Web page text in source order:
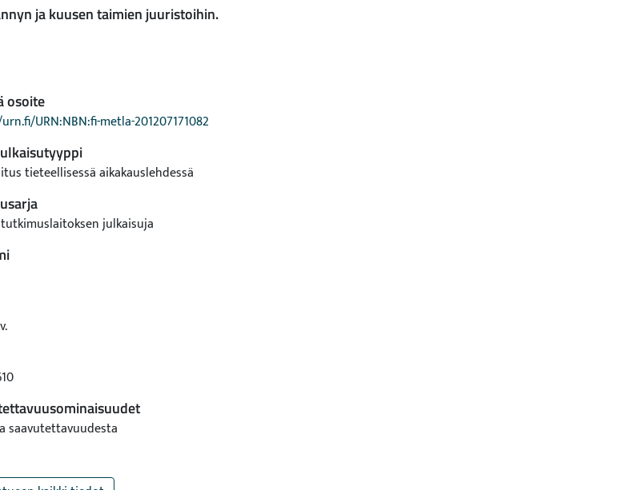
ja kuusen taimien juuristoihin.
osoite
URN:NBN:fi-metla-201207171082
tieteellisessä aikakauslehdessä
julkaisuja
saavutettavuudesta